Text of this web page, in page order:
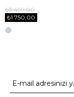
₺1.750,00
₺3.499,00